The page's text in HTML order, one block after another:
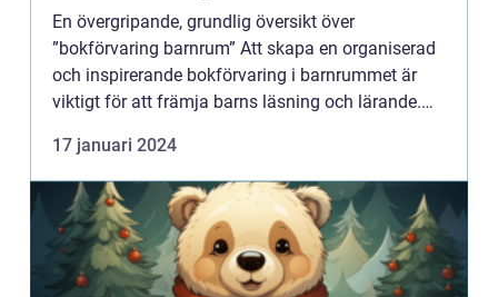
En övergripande, grundlig översikt över
”bokförvaring barnrum” Att skapa en organiserad
och inspirerande bokförvaring i barnrummet är
viktigt för att främja barns läsning och lärande.
bokf...
17 januari 2024